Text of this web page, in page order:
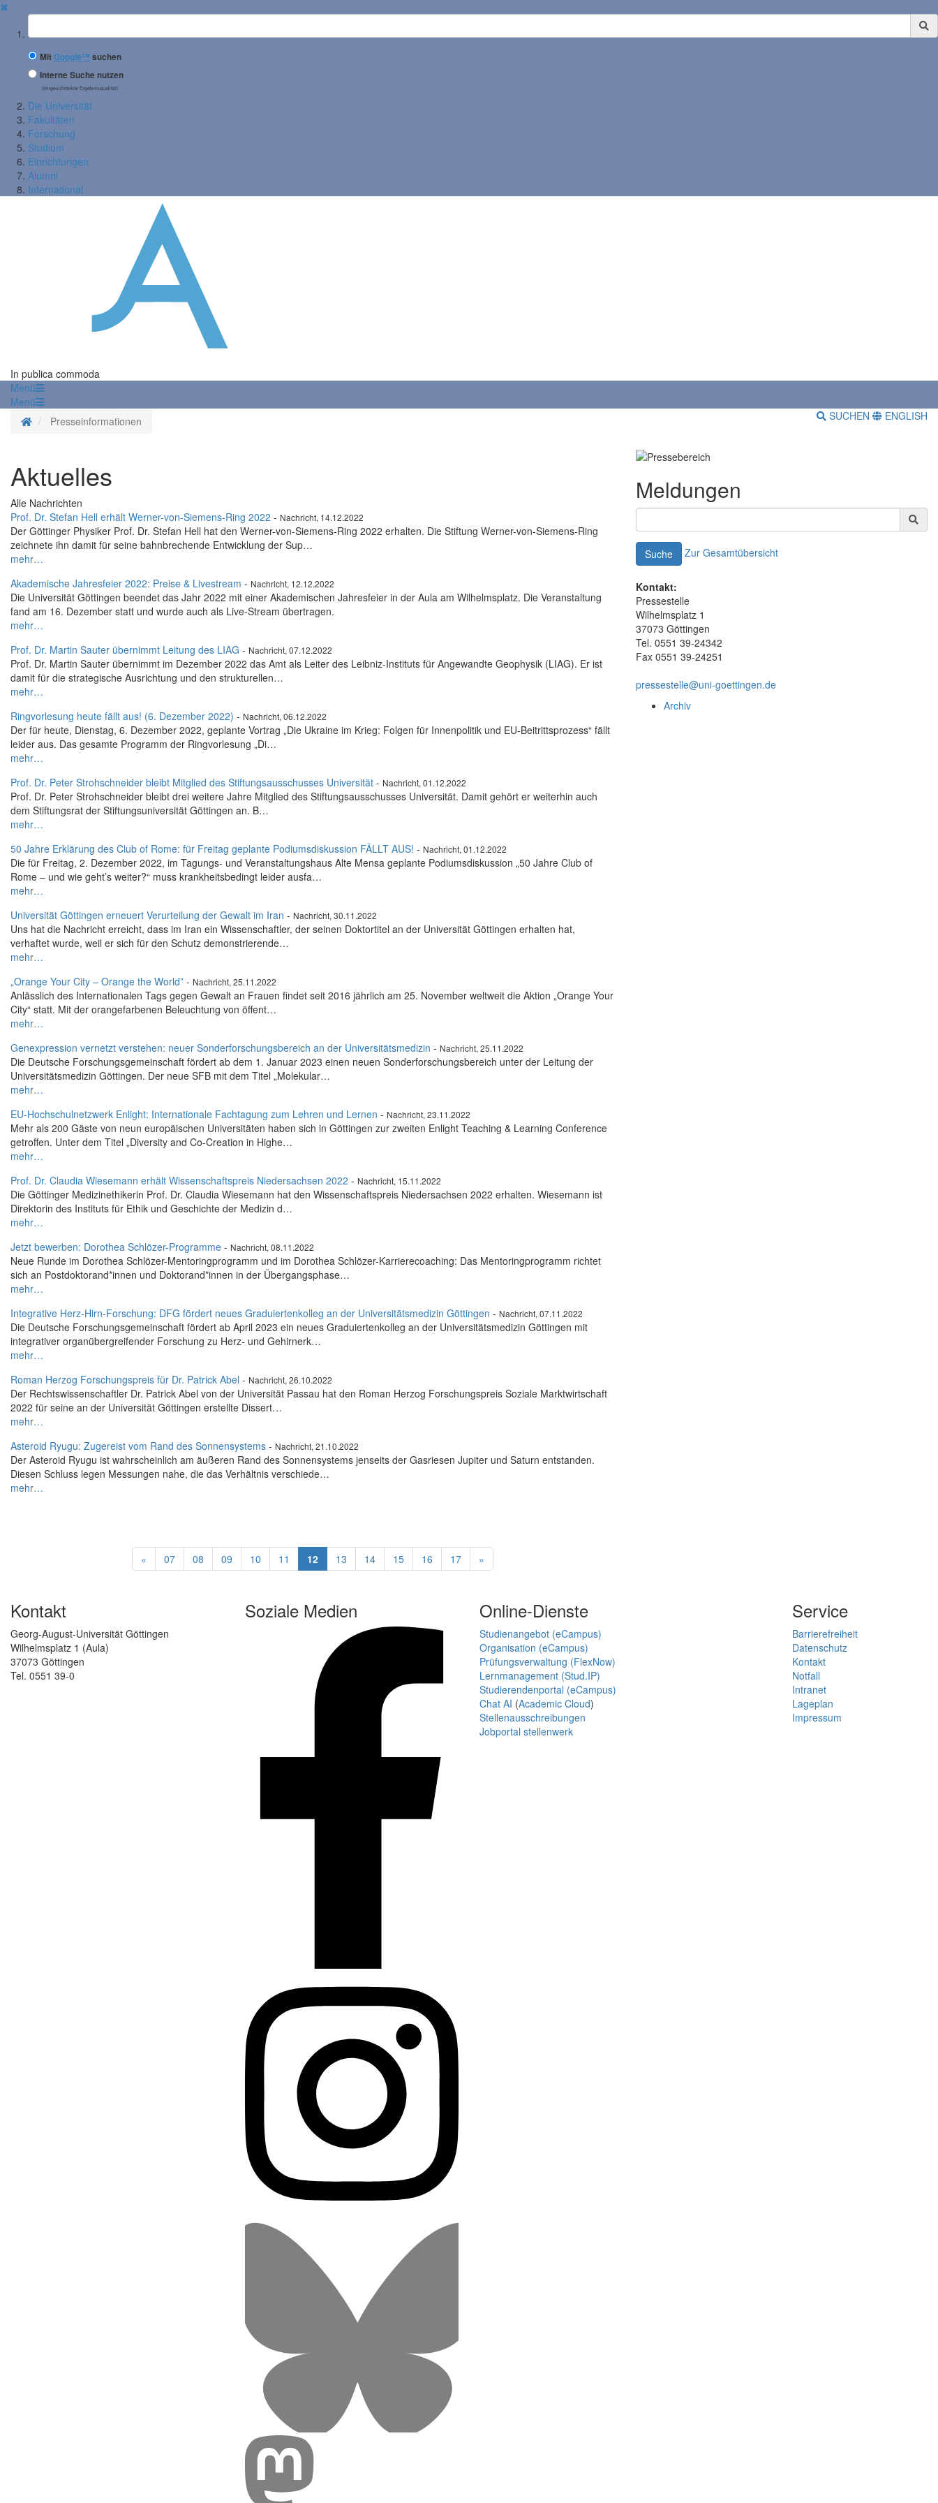
✖
Suchbegriff
MitGoogle™ suchen
Interne Suche nutzen
(eingeschränkte Ergebnisqualität)
Die Universität
Fakultäten
Forschung
Studium
Einrichtungen
Alumni
International
In publica commoda
Menü
Menü
StartseitePresseinformationen SUCHEN ENGLISH
Aktuelles
Alle Nachrichten
Prof. Dr. Stefan Hell erhält Werner-von-Siemens-Ring 2022 - Nachricht, 14.12.2022
Der Göttinger Physiker Prof. Dr. Stefan Hell hat den Werner-von-Siemens-Ring 2022 erhalten. Die Stiftung Werner-von-Siemens-Ring
zeichnete ihn damit für seine bahnbrechende Entwicklung der Sup…
mehr…
Akademische Jahresfeier 2022: Preise & Livestream - Nachricht, 12.12.2022
Die Universität Göttingen beendet das Jahr 2022 mit einer Akademischen Jahresfeier in der Aula am Wilhelmsplatz. Die Veranstaltung
fand am 16. Dezember statt und wurde auch als Live-Stream übertragen.
mehr…
Prof. Dr. Martin Sauter übernimmt Leitung des LIAG - Nachricht, 07.12.2022
Prof. Dr. Martin Sauter übernimmt im Dezember 2022 das Amt als Leiter des Leibniz-Instituts für Angewandte Geophysik (LIAG). Er ist
damit für die strategische Ausrichtung und den strukturellen…
mehr…
Ringvorlesung heute fällt aus! (6. Dezember 2022) - Nachricht, 06.12.2022
Der für heute, Dienstag, 6. Dezember 2022, geplante Vortrag „Die Ukraine im Krieg: Folgen für Innenpolitik und EU-Beitrittsprozess“ fällt
leider aus. Das gesamte Programm der Ringvorlesung „Di…
mehr…
Prof. Dr. Peter Strohschneider bleibt Mitglied des Stiftungsausschusses Universität - Nachricht, 01.12.2022
Prof. Dr. Peter Strohschneider bleibt drei weitere Jahre Mitglied des Stiftungsausschusses Universität. Damit gehört er weiterhin auch
dem Stiftungsrat der Stiftungsuniversität Göttingen an. B…
mehr…
50 Jahre Erklärung des Club of Rome: für Freitag geplante Podiumsdiskussion FÄLLT AUS! - Nachricht, 01.12.2022
Die für Freitag, 2. Dezember 2022, im Tagungs- und Veranstaltungshaus Alte Mensa geplante Podiumsdiskussion „50 Jahre Club of
Rome – und wie geht’s weiter?“ muss krankheitsbedingt leider ausfa…
mehr…
Universität Göttingen erneuert Verurteilung der Gewalt im Iran - Nachricht, 30.11.2022
Uns hat die Nachricht erreicht, dass im Iran ein Wissenschaftler, der seinen Doktortitel an der Universität Göttingen erhalten hat,
verhaftet wurde, weil er sich für den Schutz demonstrierende…
mehr…
„Orange Your City – Orange the World” - Nachricht, 25.11.2022
Anlässlich des Internationalen Tags gegen Gewalt an Frauen findet seit 2016 jährlich am 25. November weltweit die Aktion „Orange Your
City“ statt. Mit der orangefarbenen Beleuchtung von öffent…
mehr…
Genexpression vernetzt verstehen: neuer Sonderforschungsbereich an der Universitätsmedizin - Nachricht, 25.11.2022
Die Deutsche Forschungsgemeinschaft fördert ab dem 1. Januar 2023 einen neuen Sonderforschungsbereich unter der Leitung der
Universitätsmedizin Göttingen. Der neue SFB mit dem Titel „Molekular…
mehr…
EU-Hochschulnetzwerk Enlight: Internationale Fachtagung zum Lehren und Lernen - Nachricht, 23.11.2022
Mehr als 200 Gäste von neun europäischen Universitäten haben sich in Göttingen zur zweiten Enlight Teaching & Learning Conference
getroffen. Unter dem Titel „Diversity and Co-Creation in Highe…
mehr…
Prof. Dr. Claudia Wiesemann erhält Wissenschaftspreis Niedersachsen 2022 - Nachricht, 15.11.2022
Die Göttinger Medizinethikerin Prof. Dr. Claudia Wiesemann hat den Wissenschaftspreis Niedersachsen 2022 erhalten. Wiesemann ist
Direktorin des Instituts für Ethik und Geschichte der Medizin d…
mehr…
Jetzt bewerben: Dorothea Schlözer-Programme - Nachricht, 08.11.2022
Neue Runde im Dorothea Schlözer-Mentoringprogramm und im Dorothea Schlözer-Karrierecoaching: Das Mentoringprogramm richtet
sich an Postdoktorand*innen und Doktorand*innen in der Übergangsphase…
mehr…
Integrative Herz-Hirn-Forschung: DFG fördert neues Graduiertenkolleg an der Universitätsmedizin Göttingen - Nachricht, 07.11.2022
Die Deutsche Forschungsgemeinschaft fördert ab April 2023 ein neues Graduiertenkolleg an der Universitätsmedizin Göttingen mit
integrativer organübergreifender Forschung zu Herz- und Gehirnerk…
mehr…
Roman Herzog Forschungspreis für Dr. Patrick Abel - Nachricht, 26.10.2022
Der Rechtswissenschaftler Dr. Patrick Abel von der Universität Passau hat den Roman Herzog Forschungspreis Soziale Marktwirtschaft
2022 für seine an der Universität Göttingen erstellte Dissert…
mehr…
Asteroid Ryugu: Zugereist vom Rand des Sonnensystems - Nachricht, 21.10.2022
Der Asteroid Ryugu ist wahrscheinlich am äußeren Rand des Sonnensystems jenseits der Gasriesen Jupiter und Saturn entstanden.
Diesen Schluss legen Messungen nahe, die das Verhältnis verschiede…
mehr…
« 07 08 09 10 11 12 13 14 15 16 17 »
Meldungen
Suche Zur Gesamtübersicht
Kontakt:
Pressestelle
Wilhelmsplatz 1
37073 Göttingen
Tel. 0551 39-24342
Fax 0551 39-24251
pressestelle@uni-goettingen.de
Archiv
Kontakt
Georg-August-Universität Göttingen
Wilhelmsplatz 1 (Aula)
37073 Göttingen
Tel. 0551 39-0
Soziale Medien Online-Dienste
Studienangebot (eCampus)
Organisation (eCampus)
Prüfungsverwaltung (FlexNow)
Lernmanagement (Stud.IP)
Studierendenportal (eCampus)
Chat AI (Academic Cloud)
Stellenausschreibungen
Jobportal stellenwerk
Service
Barrierefreiheit
Datenschutz
Kontakt
Notfall
Intranet
Lageplan
Impressum